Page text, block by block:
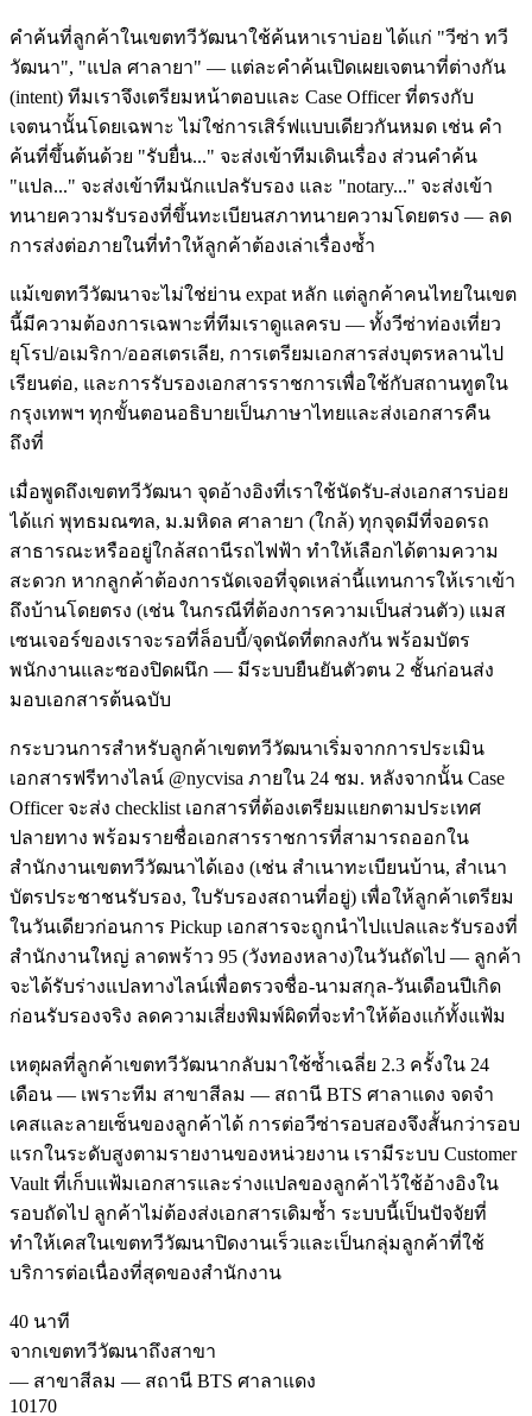
คำค้นที่ลูกค้าในเขตทวีวัฒนาใช้ค้นหาเราบ่อย ได้แก่ "วีซ่า ทวี
วัฒนา", "แปล ศาลายา" — แต่ละคำค้นเปิดเผยเจตนาที่ต่างกัน
(intent) ทีมเราจึงเตรียมหน้าตอบและ Case Officer ที่ตรงกับ
เจตนานั้นโดยเฉพาะ ไม่ใช่การเสิร์ฟแบบเดียวกันหมด เช่น คำ
ค้นที่ขึ้นต้นด้วย "รับยื่น..." จะส่งเข้าทีมเดินเรื่อง ส่วนคำค้น
"แปล..." จะส่งเข้าทีมนักแปลรับรอง และ "notary..." จะส่งเข้า
ทนายความรับรองที่ขึ้นทะเบียนสภาทนายความโดยตรง — ลด
การส่งต่อภายในที่ทำให้ลูกค้าต้องเล่าเรื่องซ้ำ
แม้เขตทวีวัฒนาจะไม่ใช่ย่าน expat หลัก แต่ลูกค้าคนไทยในเขต
นี้มีความต้องการเฉพาะที่ทีมเราดูแลครบ — ทั้งวีซ่าท่องเที่ยว
ยุโรป/อเมริกา/ออสเตรเลีย, การเตรียมเอกสารส่งบุตรหลานไป
เรียนต่อ, และการรับรองเอกสารราชการเพื่อใช้กับสถานทูตใน
กรุงเทพฯ ทุกขั้นตอนอธิบายเป็นภาษาไทยและส่งเอกสารคืน
ถึงที่
เมื่อพูดถึงเขตทวีวัฒนา จุดอ้างอิงที่เราใช้นัดรับ-ส่งเอกสารบ่อย
ได้แก่ พุทธมณฑล, ม.มหิดล ศาลายา (ใกล้) ทุกจุดมีที่จอดรถ
สาธารณะหรืออยู่ใกล้สถานีรถไฟฟ้า ทำให้เลือกได้ตามความ
สะดวก หากลูกค้าต้องการนัดเจอที่จุดเหล่านี้แทนการให้เราเข้า
ถึงบ้านโดยตรง (เช่น ในกรณีที่ต้องการความเป็นส่วนตัว) แมส
เซนเจอร์ของเราจะรอที่ล็อบบี้/จุดนัดที่ตกลงกัน พร้อมบัตร
พนักงานและซองปิดผนึก — มีระบบยืนยันตัวตน 2 ชั้นก่อนส่ง
มอบเอกสารต้นฉบับ
กระบวนการสำหรับลูกค้าเขตทวีวัฒนาเริ่มจากการประเมิน
เอกสารฟรีทางไลน์ @nycvisa ภายใน 24 ชม. หลังจากนั้น Case
Officer จะส่ง checklist เอกสารที่ต้องเตรียมแยกตามประเทศ
ปลายทาง พร้อมรายชื่อเอกสารราชการที่สามารถออกใน
สำนักงานเขตทวีวัฒนาได้เอง (เช่น สำเนาทะเบียนบ้าน, สำเนา
บัตรประชาชนรับรอง, ใบรับรองสถานที่อยู่) เพื่อให้ลูกค้าเตรียม
ในวันเดียวก่อนการ Pickup เอกสารจะถูกนำไปแปลและรับรองที่
สำนักงานใหญ่ ลาดพร้าว 95 (วังทองหลาง)ในวันถัดไป — ลูกค้า
จะได้รับร่างแปลทางไลน์เพื่อตรวจชื่อ-นามสกุล-วันเดือนปีเกิด
ก่อนรับรองจริง ลดความเสี่ยงพิมพ์ผิดที่จะทำให้ต้องแก้ทั้งแฟ้ม
เหตุผลที่ลูกค้าเขตทวีวัฒนากลับมาใช้ซ้ำเฉลี่ย 2.3 ครั้งใน 24
เดือน — เพราะทีม สาขาสีลม — สถานี BTS ศาลาแดง จดจำ
เคสและลายเซ็นของลูกค้าได้ การต่อวีซ่ารอบสองจึงสั้นกว่ารอบ
แรกในระดับสูงตามรายงานของหน่วยงาน เรามีระบบ Customer
Vault ที่เก็บแฟ้มเอกสารและร่างแปลของลูกค้าไว้ใช้อ้างอิงใน
รอบถัดไป ลูกค้าไม่ต้องส่งเอกสารเดิมซ้ำ ระบบนี้เป็นปัจจัยที่
ทำให้เคสในเขตทวีวัฒนาปิดงานเร็วและเป็นกลุ่มลูกค้าที่ใช้
บริการต่อเนื่องที่สุดของสำนักงาน
40 นาที
จากเขตทวีวัฒนาถึงสาขา
— สาขาสีลม — สถานี BTS ศาลาแดง
10170